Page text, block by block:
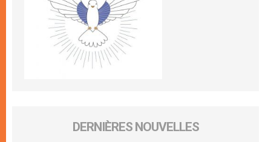
DERNIÈRES NOUVELLES